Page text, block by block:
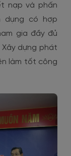
nạp và phấn
dụng có hợp
gia đầy đủ
dựng phát
làm tốt công